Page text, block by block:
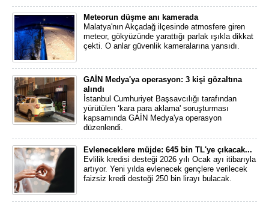
Meteorun düşme anı kamerada
Malatya'nın Akçadağ ilçesinde atmosfere giren
meteor, gökyüzünde yarattığı parlak ışıkla dikkat
çekti. O anlar güvenlik kameralarına yansıdı.
GAİN Medya'ya operasyon: 3 kişi gözaltına
alındı
İstanbul Cumhuriyet Başsavcılığı tarafından
yürütülen ‘kara para aklama' soruşturması
kapsamında GAİN Medya'ya operasyon
düzenlendi.
Evleneceklere müjde: 645 bin TL'ye çıkacak...
Evlilik kredisi desteği 2026 yılı Ocak ayı itibarıyla
artıyor. Yeni yılda evlenecek gençlere verilecek
faizsiz kredi desteği 250 bin lirayı bulacak.